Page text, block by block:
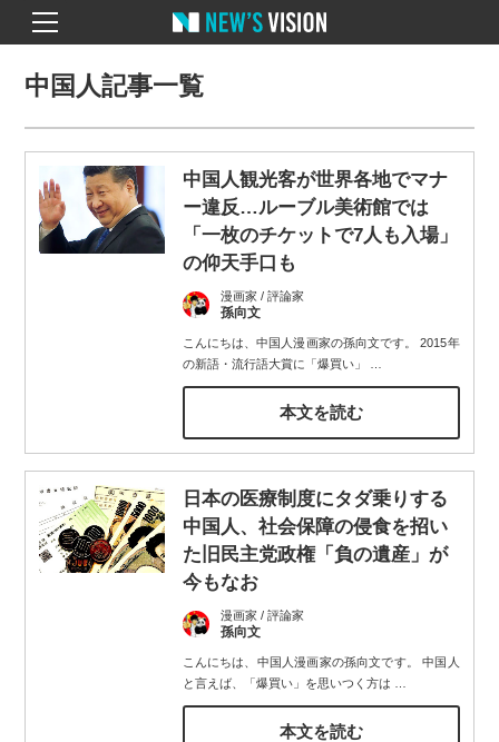
中国人記事一覧
中国人観光客が世界各地でマナ
ー違反…ルーブル美術館では
「一枚のチケットで7人も入場」
の仰天手口も
漫画家 / 評論家
孫向文
こんにちは、中国人漫画家の孫向文です。 2015年
の新語・流行語大賞に「爆買い」
本文を読む
日本の医療制度にタダ乗りする
中国人、社会保障の侵食を招い
た旧民主党政権「負の遺産」が
今もなお
漫画家 / 評論家
孫向文
こんにちは、中国人漫画家の孫向文です。 中国人
と言えば、「爆買い」を思いつく方は
本文を読む